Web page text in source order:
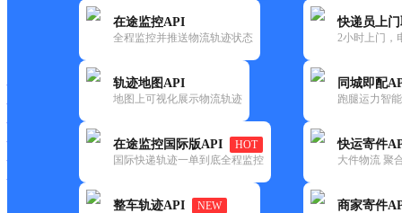
在途监控API
全程监控并推送物流轨迹状态
轨迹地图API
地图上可视化展示物流轨迹
在途监控国际版API
HOT
国际快递轨迹一单到底全程监控
整车轨迹API
NEW
快递员上
2小时上门，
同城即配
跑腿运力智
快运寄件
大件物流 聚
商家寄件
快运大全 快递时效